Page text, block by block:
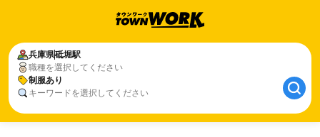
兵庫県砥堀駅
職種を選択してください
制服あり
キーワードを選択してください